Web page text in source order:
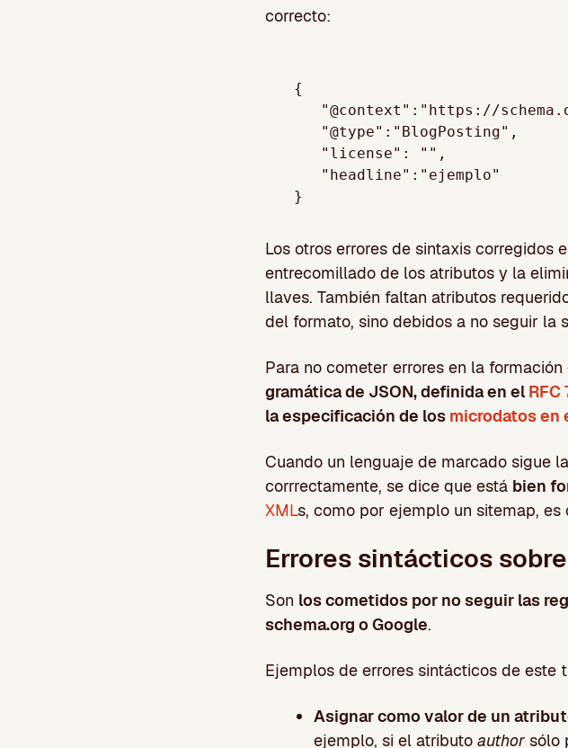
correcto:
{
Los otros errores de sintaxis corregidos
entrecomillado de los atributos y la
llaves. También faltan atributos
del formato, sino debidos a no seguir la
Para no cometer errores en la
gramática de JSON, definida en el RFC
la especificación de los microdatos en
Cuando un lenguaje de marcado sigue
corrrectamente, se dice que está bien
XMLs, como por ejemplo un sitemap,
Errores sintácticos
Son los cometidos por no seguir las
schema.org o Google.
Ejemplos de errores sintácticos de este
Asignar como valor de un
ejemplo, si el atributo author sólo